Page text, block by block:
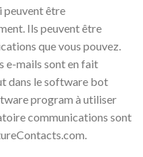
peuvent être
Ils peuvent être
que vous pouvez.
e-mails sont en fait
dans le software bot
program à utiliser
communications sont